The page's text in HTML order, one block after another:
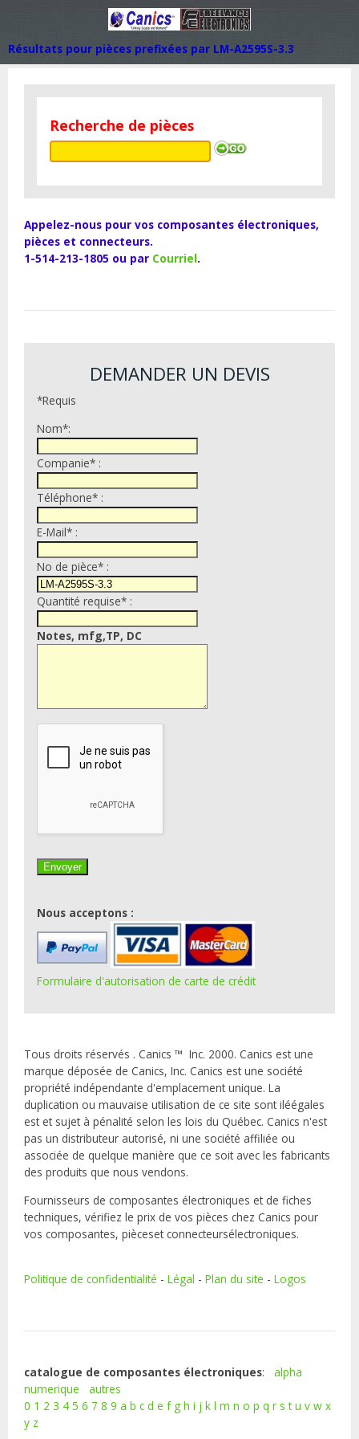
Résultats pour pièces prefixées par LM-A2595S-3.3
Recherche de pièces
Appelez-nous pour vos composantes électroniques,
pièces et connecteurs.
1-514-213-1805 ou par Courriel.
DEMANDER UN DEVIS
*Requis
Nom*:
Companie* :
Téléphone* :
E-Mail* :
No de pièce* :
Quantité requise* :
Notes, mfg,TP, DC
Nous acceptons :
Formulaire d'autorisation de carte de crédit
Tous droits réservés . Canics ™ Inc. 2000. Canics est une
marque déposée de Canics, Inc. Canics est une société
propriété indépendante d'emplacement unique. La
duplication ou mauvaise utilisation de ce site sont iléégales
est et sujet à pénalité selon les lois du Québec. Canics n'est
pas un distributeur autorisé, ni une société affiliée ou
associée de quelque manière que ce soit avec les fabricants
des produits que nous vendons.
Fournisseurs de composantes électroniques et de fiches
techniques, vérifiez le prix de vos pièces chez Canics pour
vos composantes, pièceset connecteursélectroniques.
Politique de confidentialité - Légal - Plan du site - Logos
catalogue de composantes électroniques: alpha
numerique
autres
0 1 2 3 4 5 6 7 8 9 a b c d e f g h i j k l m n o p q r s t u v w x
y z